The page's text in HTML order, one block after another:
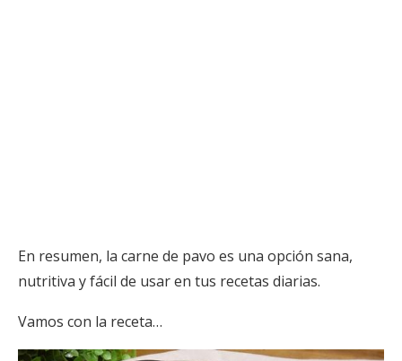
En resumen, la carne de pavo es una opción sana,
nutritiva y fácil de usar en tus recetas diarias.
Vamos con la receta…